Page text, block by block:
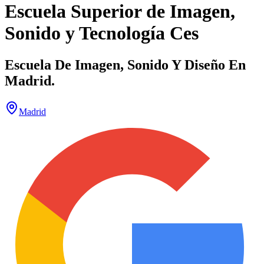
Escuela Superior de Imagen,
Sonido y Tecnología Ces
Escuela De Imagen, Sonido Y Diseño En
Madrid.
Madrid